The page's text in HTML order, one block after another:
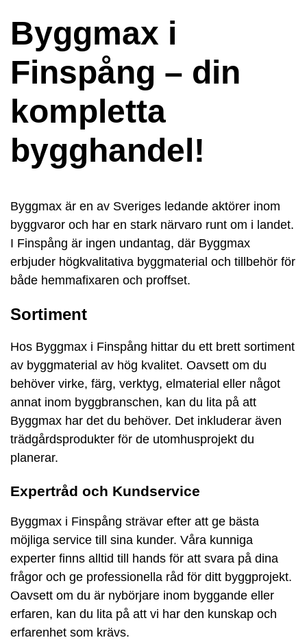
Byggmax i
Finspång – din
kompletta
bygghandel!
Byggmax är en av Sveriges ledande aktörer inom
byggvaror och har en stark närvaro runt om i landet.
I Finspång är ingen undantag, där Byggmax
erbjuder högkvalitativa byggmaterial och tillbehör för
både hemmafixaren och proffset.
Sortiment
Hos Byggmax i Finspång hittar du ett brett sortiment
av byggmaterial av hög kvalitet. Oavsett om du
behöver virke, färg, verktyg, elmaterial eller något
annat inom byggbranschen, kan du lita på att
Byggmax har det du behöver. Det inkluderar även
trädgårdsprodukter för de utomhusprojekt du
planerar.
Expertråd och Kundservice
Byggmax i Finspång strävar efter att ge bästa
möjliga service till sina kunder. Våra kunniga
experter finns alltid till hands för att svara på dina
frågor och ge professionella råd för ditt byggprojekt.
Oavsett om du är nybörjare inom byggande eller
erfaren, kan du lita på att vi har den kunskap och
erfarenhet som krävs.